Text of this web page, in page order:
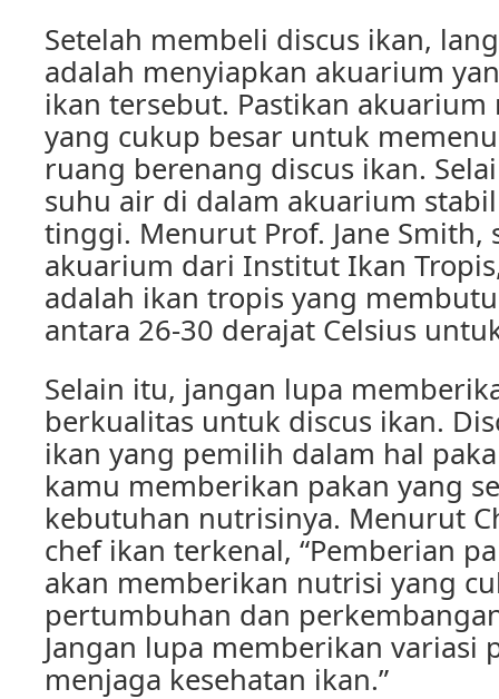
Setelah membeli discus ikan,
adalah menyiapkan akuarium
ikan tersebut. Pastikan
yang cukup besar untuk
ruang berenang discus ikan.
suhu air di dalam akuarium
tinggi. Menurut Prof. Jane Smith,
akuarium dari Institut Ikan
adalah ikan tropis yang
antara 26-30 derajat Celsius
Selain itu, jangan lupa
berkualitas untuk discus ikan.
ikan yang pemilih dalam hal
kamu memberikan pakan yang
kebutuhan nutrisinya. Menurut
chef ikan terkenal, “Pemberian
akan memberikan nutrisi yang
pertumbuhan dan
Jangan lupa memberikan variasi
menjaga kesehatan ikan.”